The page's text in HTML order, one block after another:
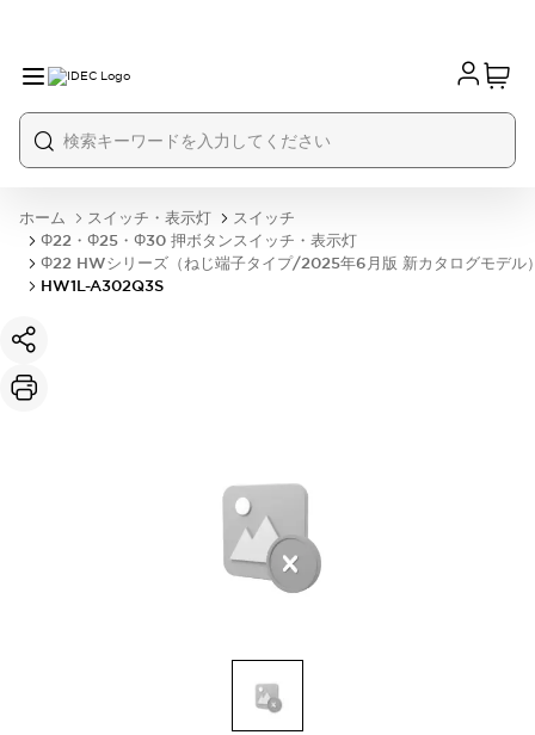
ホーム スイッチ・表示灯
スイッチ
Φ22・Φ25・Φ30 押ボタンスイッチ・表示灯
Φ22 HWシリーズ（ねじ端子タイプ/2025年6月版 新カタログモデル
HW1L-A302Q3S